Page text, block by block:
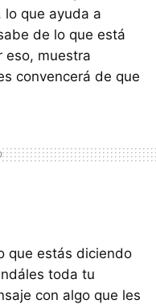
lo que ayuda a
de lo que está
eso, muestra
convencerá de que
que estás diciendo
toda tu
con algo que les